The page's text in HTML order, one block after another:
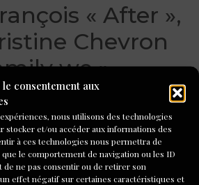
consentement aux
nous utilisons des technologies
stocker et/ou accéder aux informations des
à ces technologies nous permettra de
le comportement de navigation ou les ID
de ne pas consentir ou de retirer son
effet négatif sur certaines caractéristiques et
« After »,
Chevron
we »…